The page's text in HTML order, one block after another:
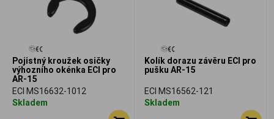
Pojistný kroužek osičky
výhozního okénka ECI pro
AR-15
ECI MS16632-1012
Skladem
Kolík dorazu závěru ECI pro
pušku AR-15
ECI MS16562-121
Skladem